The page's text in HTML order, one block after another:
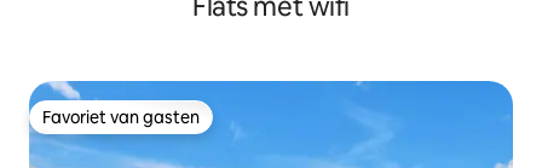
Favoriet van gasten
Favoriet van gasten